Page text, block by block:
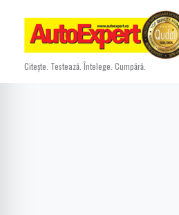
content
Citește. Testează. Întelege. Cumpără.